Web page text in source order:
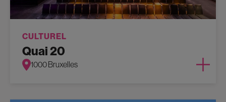
CULTUREL
Quai 20
1000 Bruxelles